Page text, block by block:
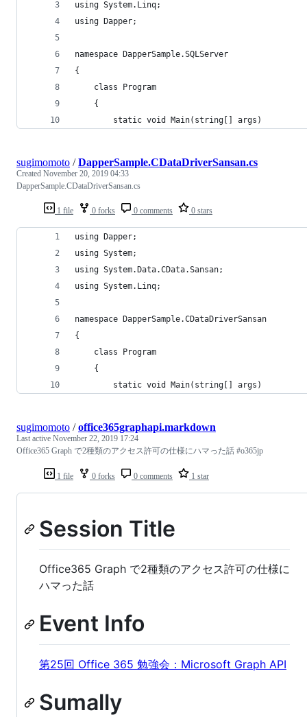
using System.Linq;
using Dapper;
namespace DapperSample.SQLServer
{
    class Program
    {
        static void Main(string[] args)
1 file 0 forks 0 comments 0 stars
sugimomoto /DapperSample.CDataDriverSansan.cs
Created November 20, 2019 04:33
DapperSample.CDataDriverSansan.cs
using Dapper;
using System;
using System.Data.CData.Sansan;
using System.Linq;
namespace DapperSample.CDataDriverSansan
{
    class Program
    {
        static void Main(string[] args)
1 file 0 forks 0 comments 1 star
sugimomoto /office365graphapi.markdown
Last active November 22, 2019 17:24
Office365 Graph で2種類のアクセス許可の仕様にハマった話 #o365jp
Session Title
Office365 Graph で2種類のアクセス許可の仕様に
ハマった話
Event Info
第25回 Office 365 勉強会：Microsoft Graph API
Sumally